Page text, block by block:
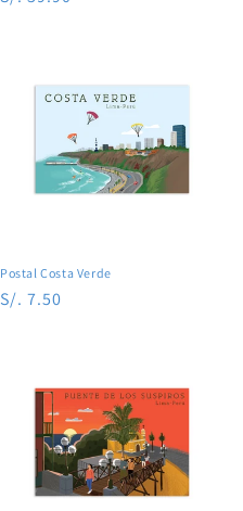
Postal Costa Verde
Precio
S/. 7.50